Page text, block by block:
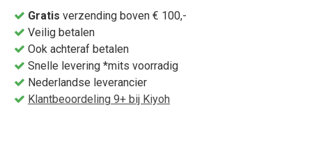
Gratis verzending boven € 100,-
Veilig betalen
Ook achteraf betalen
Snelle levering *mits voorradig
Nederlandse leverancier
Klantbeoordeling 9+ bij Kiyoh